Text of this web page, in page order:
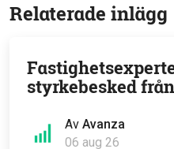
Relaterade inlägg
Av Avanza
06 aug 26
styrkebesked